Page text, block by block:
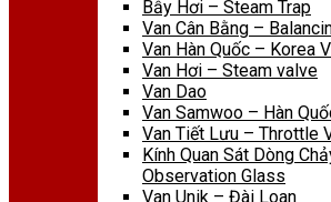
Bẫy Hơi – Steam Trap
Van Cân Bằng –
Van Hàn Quốc – Korea
Van Hơi – Steam valve
Van Dao
Van Samwoo – Hàn
Van Tiết Lưu – Throttle
Kính Quan Sát Dòng
Observation Glass
Van Unik – Đài Loan